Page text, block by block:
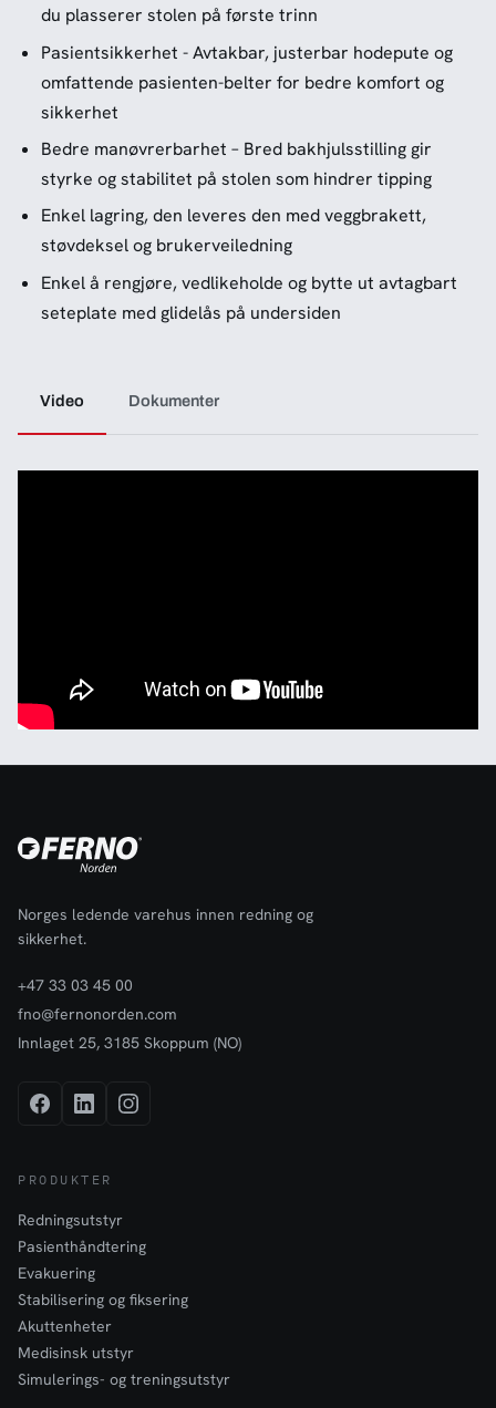
du plasserer stolen på første trinn
Pasientsikkerhet - Avtakbar, justerbar hodepute og
omfattende pasienten-belter for bedre komfort og
sikkerhet
Bedre manøvrerbarhet – Bred bakhjulsstilling gir
styrke og stabilitet på stolen som hindrer tipping
Enkel lagring, den leveres den med veggbrakett,
støvdeksel og brukerveiledning
Enkel å rengjøre, vedlikeholde og bytte ut avtagbart
seteplate med glidelås på undersiden
Video Dokumenter
Norges ledende varehus innen redning og
sikkerhet.
+47 33 03 45 00
fno@fernonorden.com
Innlaget 25, 3185 Skoppum (NO)
PRODUKTER
Redningsutstyr
Pasienthåndtering
Evakuering
Stabilisering og fiksering
Akuttenheter
Medisinsk utstyr
Simulerings- og treningsutstyr